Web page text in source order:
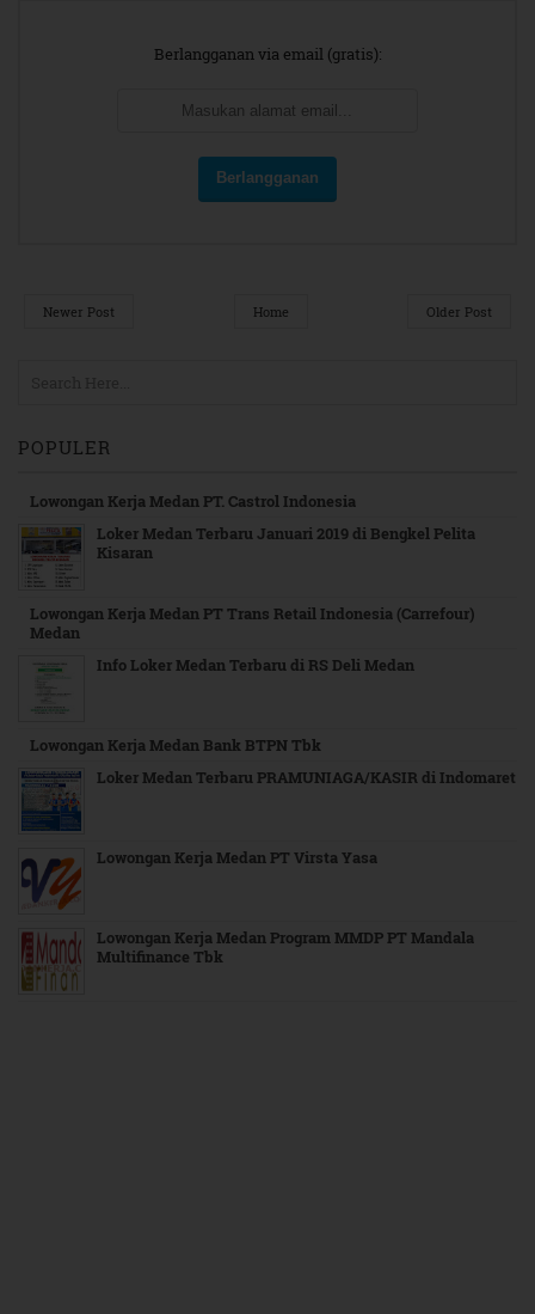
Berlangganan via email (gratis):
Newer Post Older Post
Home
POPULER
Lowongan Kerja Medan PT. Castrol Indonesia
Loker Medan Terbaru Januari 2019 di Bengkel Pelita
Kisaran
Lowongan Kerja Medan PT Trans Retail Indonesia (Carrefour)
Medan
Info Loker Medan Terbaru di RS Deli Medan
Lowongan Kerja Medan Bank BTPN Tbk
Loker Medan Terbaru PRAMUNIAGA/KASIR di Indomaret
Lowongan Kerja Medan PT Virsta Yasa
Lowongan Kerja Medan Program MMDP PT Mandala
Multifinance Tbk